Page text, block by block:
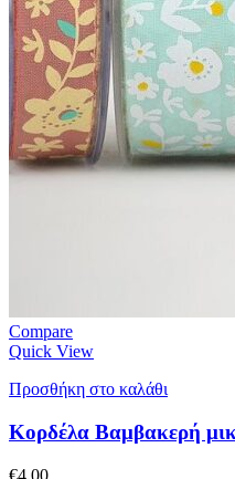
Compare
Quick View
Προσθήκη στο καλάθι
Κορδέλα Βαμβακερή
€4.00